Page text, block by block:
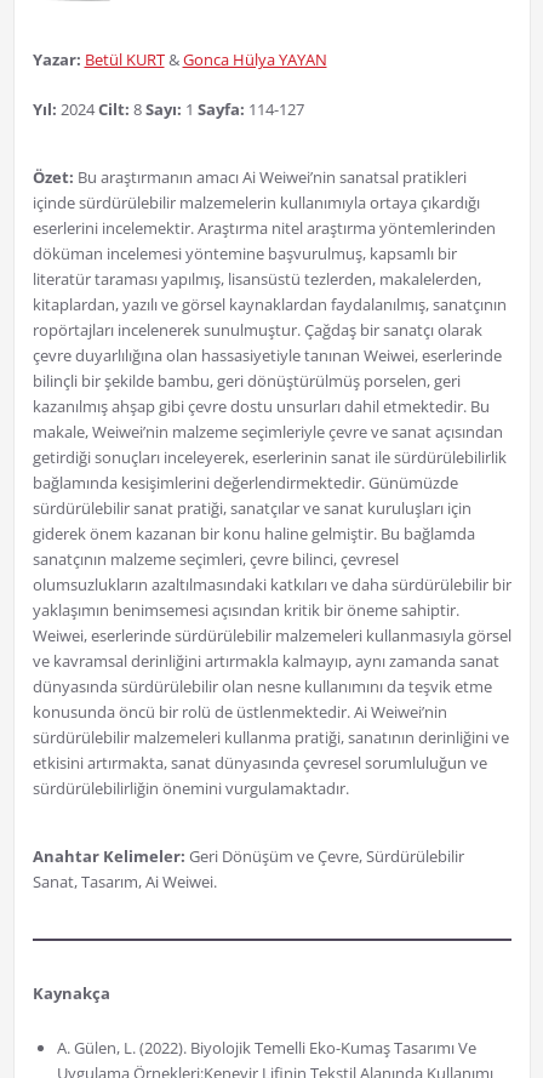
Yazar: Betül KURT&Gonca Hülya YAYAN
Yıl: 2024Cilt: 8Sayı: 1 Sayfa: 114-127
Özet: Bu araştırmanın amacı Ai Weiwei’nin sanatsal pratikleri
içinde sürdürülebilir malzemelerin kullanımıyla ortaya çıkardığı
eserlerini incelemektir. Araştırma nitel araştırma yöntemlerinden
döküman incelemesi yöntemine başvurulmuş, kapsamlı bir
literatür taraması yapılmış, lisansüstü tezlerden, makalelerden,
kitaplardan, yazılı ve görsel kaynaklardan faydalanılmış, sanatçının
ropörtajları incelenerek sunulmuştur. Çağdaş bir sanatçı olarak
çevre duyarlılığına olan hassasiyetiyle tanınan Weiwei, eserlerinde
bilinçli bir şekilde bambu, geri dönüştürülmüş porselen, geri
kazanılmış ahşap gibi çevre dostu unsurları dahil etmektedir. Bu
makale, Weiwei’nin malzeme seçimleriyle çevre ve sanat açısından
getirdiği sonuçları inceleyerek, eserlerinin sanat ile sürdürülebilirlik
bağlamında kesişimlerini değerlendirmektedir. Günümüzde
sürdürülebilir sanat pratiği, sanatçılar ve sanat kuruluşları için
giderek önem kazanan bir konu haline gelmiştir. Bu bağlamda
sanatçının malzeme seçimleri, çevre bilinci, çevresel
olumsuzlukların azaltılmasındaki katkıları ve daha sürdürülebilir bir
yaklaşımın benimsemesi açısından kritik bir öneme sahiptir.
Weiwei, eserlerinde sürdürülebilir malzemeleri kullanmasıyla görsel
ve kavramsal derinliğini artırmakla kalmayıp, aynı zamanda sanat
dünyasında sürdürülebilir olan nesne kullanımını da teşvik etme
konusunda öncü bir rolü de üstlenmektedir. Ai Weiwei’nin
sürdürülebilir malzemeleri kullanma pratiği, sanatının derinliğini ve
etkisini artırmakta, sanat dünyasında çevresel sorumluluğun ve
sürdürülebilirliğin önemini vurgulamaktadır.
Anahtar Kelimeler: Geri Dönüşüm ve Çevre, Sürdürülebilir
Sanat, Tasarım, Ai Weiwei.
Kaynakça
A. Gülen, L. (2022). Biyolojik Temelli Eko-Kumaş Tasarımı Ve
Uygulama Örnekleri:Kenevir Lifinin Tekstil Alanında Kullanımı